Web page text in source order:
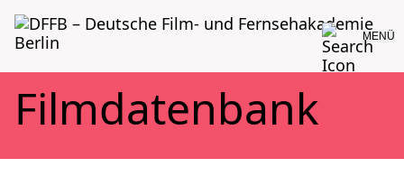
MENÜ
Film­da­ten­bank